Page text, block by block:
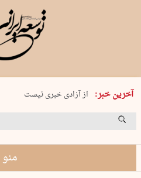
آخرین خبر:
یکشنبه 18 مرداد 1405 شماره 2245
از آزادی خبری نیست
۸۸۸ نفر سال گذشته بر اثر غرق‌شدگی جان …
منو